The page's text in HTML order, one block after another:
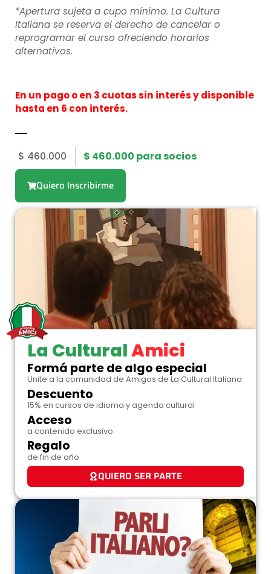
*Apertura sujeta a cupo mínimo. La Cultura
Italiana se reserva el derecho de cancelar o
reprogramar el curso ofreciendo horarios
alternativos.
En un pago o en 3 cuotas sin interés y disponible
hasta en 6 con interés.
$ 460.000 $ 460.000 para socios
Quiero Inscribirme
La CulturalAmici
Formá parte de algo especial
Unite a la comunidad de Amigos de La Cultural Italiana
Descuento
15% en cursos de idioma y agenda cultural
Acceso
a contenido exclusivo
Regalo
de fin de año
QUIERO SER PARTE